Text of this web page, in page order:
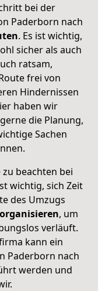
bei der
Paderborn nach
. Es ist wichtig,
sicher als auch
ratsam,
frei von
Hindernissen
haben wir
die Planung,
Sachen
beachten bei
wichtig, sich Zeit
des Umzugs
organisieren, um
verläuft.
kann ein
Paderborn nach
werden und